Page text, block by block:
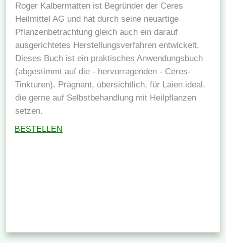
Roger Kalbermatten ist Begründer der Ceres
Heilmittel AG und hat durch seine neuartige
Pflanzenbetrachtung gleich auch ein darauf
ausgerichtetes Herstellungsverfahren entwickelt.
Dieses Buch ist ein praktisches Anwendungsbuch
(abgestimmt auf die - hervorragenden - Ceres-
Tinkturen). Prägnant, übersichtlich, für Laien ideal,
die gerne auf Selbstbehandlung mit Heilpflanzen
setzen.
BESTELLEN